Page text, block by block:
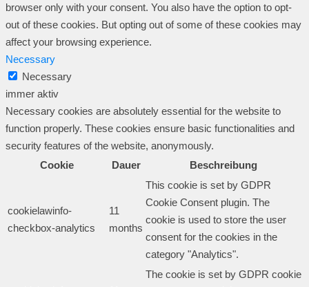
browser only with your consent. You also have the option to opt-
out of these cookies. But opting out of some of these cookies may
affect your browsing experience.
Necessary
Necessary
immer aktiv
Necessary cookies are absolutely essential for the website to
function properly. These cookies ensure basic functionalities and
security features of the website, anonymously.
Cookie
Dauer Beschreibung
cookielawinfo-
checkbox-analytics
11
months
This cookie is set by GDPR
Cookie Consent plugin. The
cookie is used to store the user
consent for the cookies in the
category "Analytics".
The cookie is set by GDPR cookie